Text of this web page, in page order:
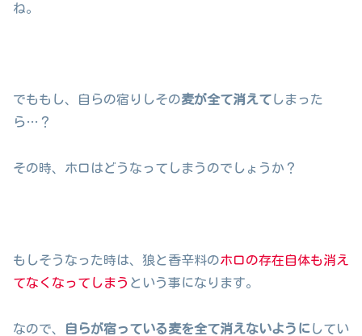
ね。
でももし、自らの宿りしその麦が全て消えてしまった
ら…？
その時、ホロはどうなってしまうのでしょうか？
もしそうなった時は、狼と香辛料のホロの存在自体も消え
てなくなってしまう という事になります。
なので、 自らが宿っている麦を全て消えないようにしてい